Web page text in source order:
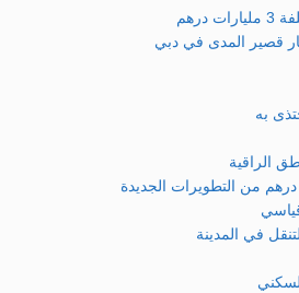
به
في المدينة